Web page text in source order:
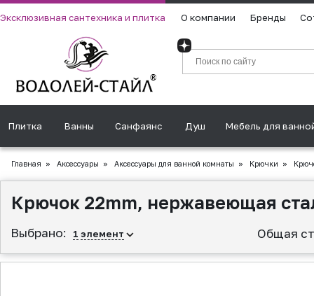
Эксклюзивная сантехника и плитка О компании Бренды
Плитка Ванны Санфаянс Душ Мебель для
Главная » Аксессуары » Аксессуары для ванной комнаты » Крючки »
Крючок 22mm, нержавеющая
Выбрано: 1 элемент Общая